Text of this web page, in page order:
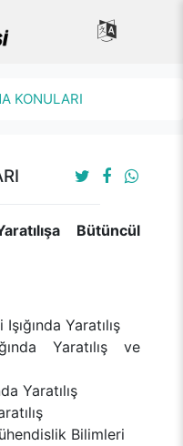
KONULARI
Bütüncül
Yaratılış
Yaratılış ve
Yaratılış
Bilimleri